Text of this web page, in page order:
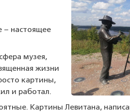
– настоящее
музея,
жизни
картины,
и работал.
Картины Левитана,